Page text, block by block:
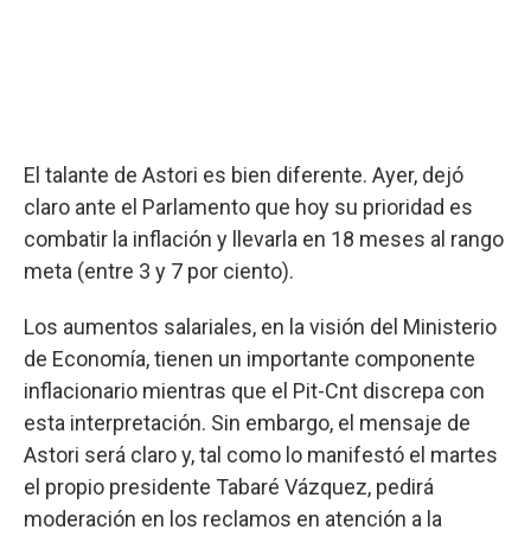
El talante de Astori es bien diferente. Ayer, dejó
claro ante el Parlamento que hoy su prioridad es
combatir la inflación y llevarla en 18 meses al rango
meta (entre 3 y 7 por ciento).
Los aumentos salariales, en la visión del Ministerio
de Economía, tienen un importante componente
inflacionario mientras que el Pit-Cnt discrepa con
esta interpretación. Sin embargo, el mensaje de
Astori será claro y, tal como lo manifestó el martes
el propio presidente Tabaré Vázquez, pedirá
moderación en los reclamos en atención a la